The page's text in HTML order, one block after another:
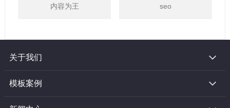
内容为王 seo
关于我们
模板案例